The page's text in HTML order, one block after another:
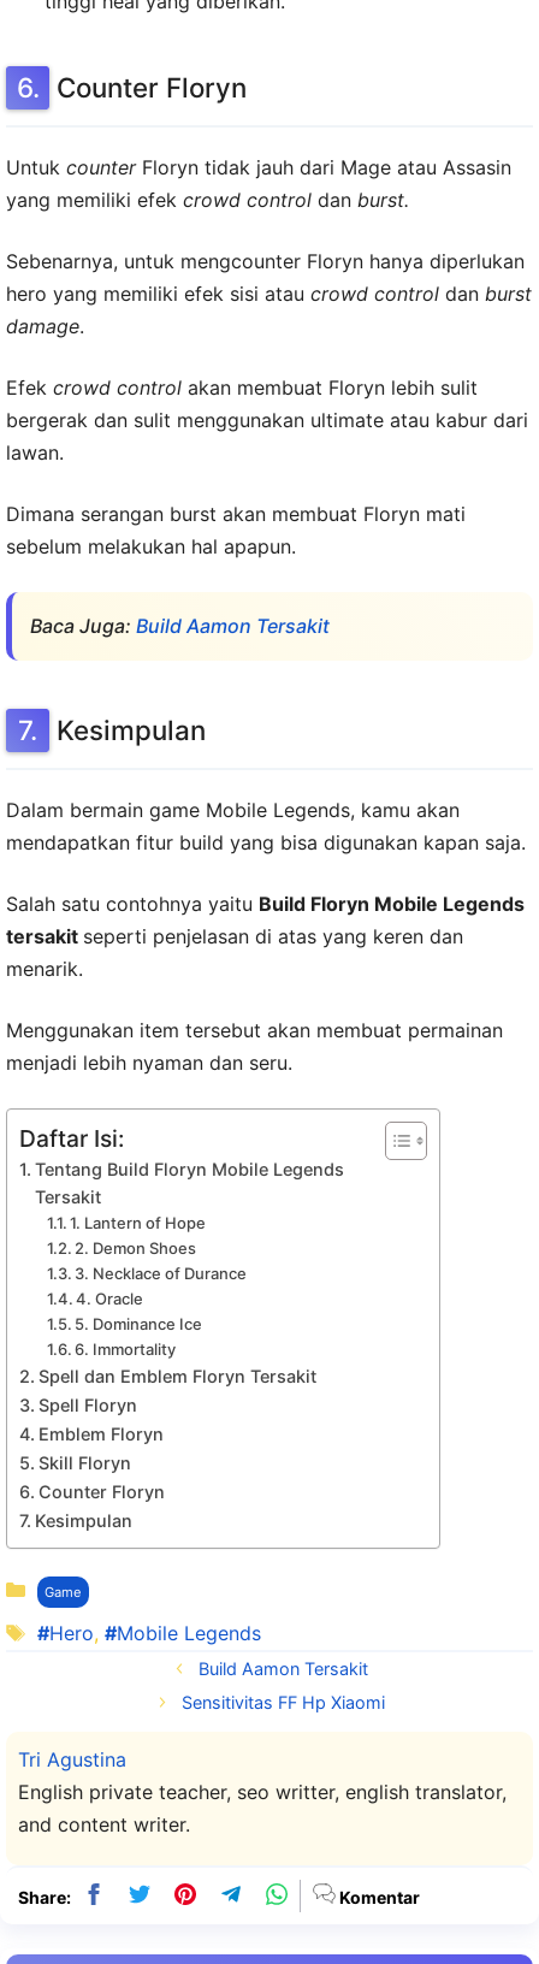
Counter Floryn
Untuk counterFloryn tidak jauh dari Mage atau Assasin
yang memiliki efek crowd control dan burst.
Sebenarnya, untuk mengcounter Floryn hanya diperlukan
hero yang memiliki efek sisi atau crowd control dan burst
damage.
Efek crowd control akan membuat Floryn lebih sulit
bergerak dan sulit menggunakan ultimate atau kabur dari
lawan.
Dimana serangan burst akan membuat Floryn mati
sebelum melakukan hal apapun.
Baca Juga: Build Aamon Tersakit
Kesimpulan
Dalam bermain game Mobile Legends, kamu akan
mendapatkan fitur build yang bisa digunakan kapan saja.
Salah satu contohnya yaitu Build Floryn Mobile Legends
tersakit seperti penjelasan di atas yang keren dan
menarik.
Menggunakan item tersebut akan membuat permainan
menjadi lebih nyaman dan seru.
Daftar Isi:
Tentang Build Floryn Mobile Legends
Tersakit
1. Lantern of Hope
2. Demon Shoes
3. Necklace of Durance
4. Oracle
5. Dominance Ice
6. Immortality
Spell dan Emblem Floryn Tersakit
Spell Floryn
Emblem Floryn
Skill Floryn
Counter Floryn
Kesimpulan
Kategori
Game
Tag
Hero, Mobile Legends
Build Aamon Tersakit
Sensitivitas FF Hp Xiaomi
Tri Agustina
English private teacher, seo writter, english translator,
and content writer.
Share: Komentar